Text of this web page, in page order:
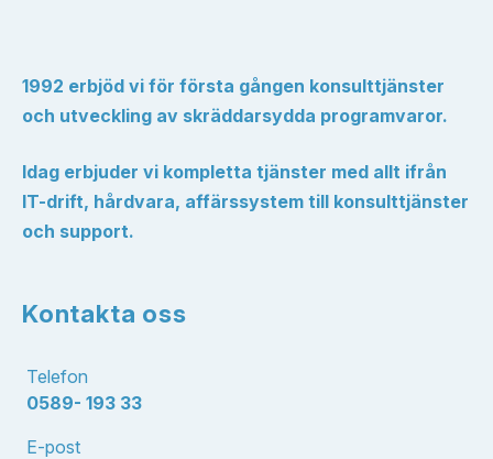
1992 erbjöd vi för första gången konsulttjänster
och utveckling av skräddarsydda programvaror.
Idag erbjuder vi kompletta tjänster med allt ifrån
IT-drift, hårdvara, affärssystem till konsulttjänster
och support.
Kontakta oss
Telefon
0589- 193 33
E-post